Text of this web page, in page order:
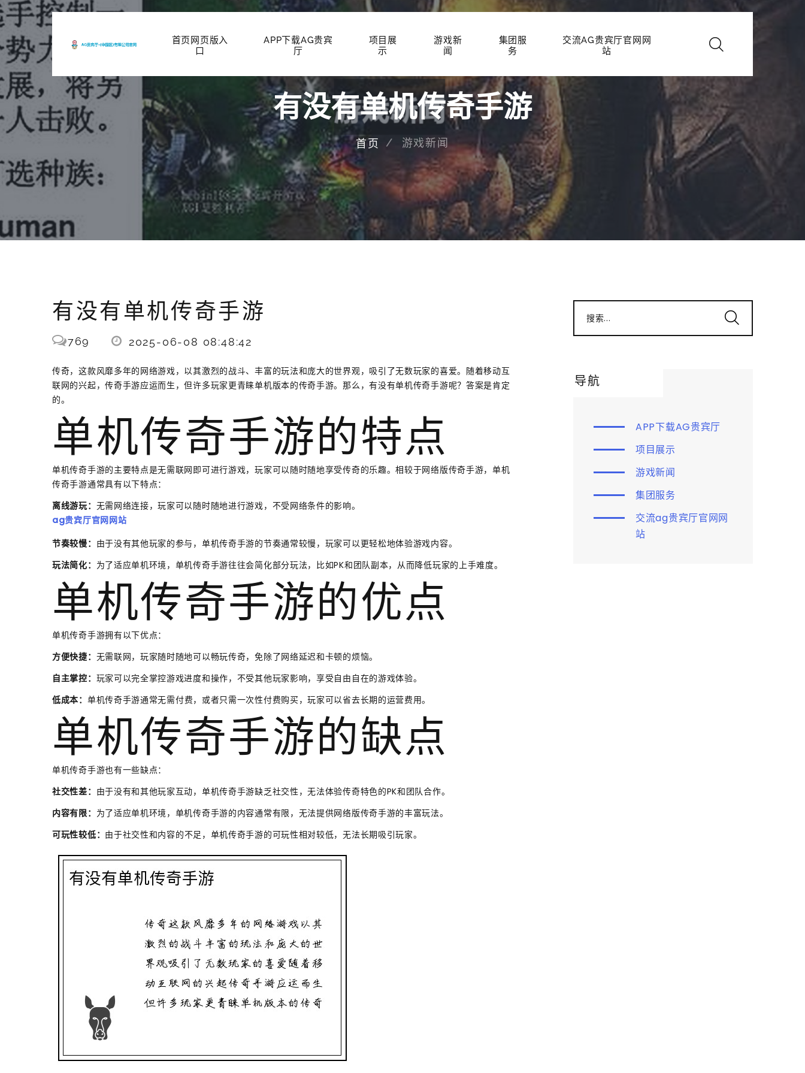
首页网页版入
口
APP下载AG贵宾
厅
项目展
示
游戏新
闻
集团服
务
交流AG贵宾厅官网网
站
有没有单机传奇手游
首页 游戏新闻
有没有单机传奇手游
769 2025-06-08 08:48:42
传奇，这款风靡多年的网络游戏，以其激烈的战斗、丰富的玩法和庞大的世界观，吸引了无数玩家的喜爱。随着移动互
联网的兴起，传奇手游应运而生，但许多玩家更青睐单机版本的传奇手游。那么，有没有单机传奇手游呢？答案是肯定
的。
单机传奇手游的特点
单机传奇手游的主要特点是无需联网即可进行游戏，玩家可以随时随地享受传奇的乐趣。相较于网络版传奇手游，单机
传奇手游通常具有以下特点：
离线游玩： 无需网络连接，玩家可以随时随地进行游戏，不受网络条件的影响。
ag贵宾厅官网网站
节奏较慢： 由于没有其他玩家的参与，单机传奇手游的节奏通常较慢，玩家可以更轻松地体验游戏内容。
玩法简化： 为了适应单机环境，单机传奇手游往往会简化部分玩法，比如PK和团队副本，从而降低玩家的上手难度。
单机传奇手游的优点
单机传奇手游拥有以下优点：
方便快捷： 无需联网，玩家随时随地可以畅玩传奇，免除了网络延迟和卡顿的烦恼。
自主掌控： 玩家可以完全掌控游戏进度和操作，不受其他玩家影响，享受自由自在的游戏体验。
低成本： 单机传奇手游通常无需付费，或者只需一次性付费购买，玩家可以省去长期的运营费用。
单机传奇手游的缺点
单机传奇手游也有一些缺点：
社交性差： 由于没有和其他玩家互动，单机传奇手游缺乏社交性，无法体验传奇特色的PK和团队合作。
内容有限： 为了适应单机环境，单机传奇手游的内容通常有限，无法提供网络版传奇手游的丰富玩法。
可玩性较低： 由于社交性和内容的不足，单机传奇手游的可玩性相对较低，无法长期吸引玩家。
搜索...
导航
APP下载AG贵宾厅
项目展示
游戏新闻
集团服务
交流ag贵宾厅官网网
站